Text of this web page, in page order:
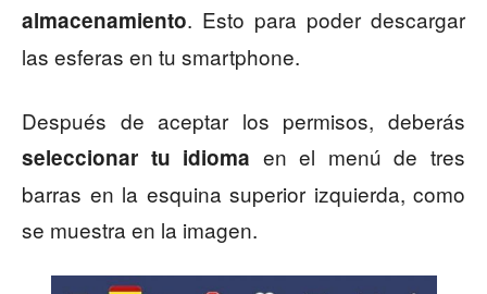
almacenamiento. Esto para poder descargar
las esferas en tu smartphone.
Después de aceptar los permisos, deberás
seleccionar tu idioma en el menú de tres
barras en la esquina superior izquierda, como
se muestra en la imagen.